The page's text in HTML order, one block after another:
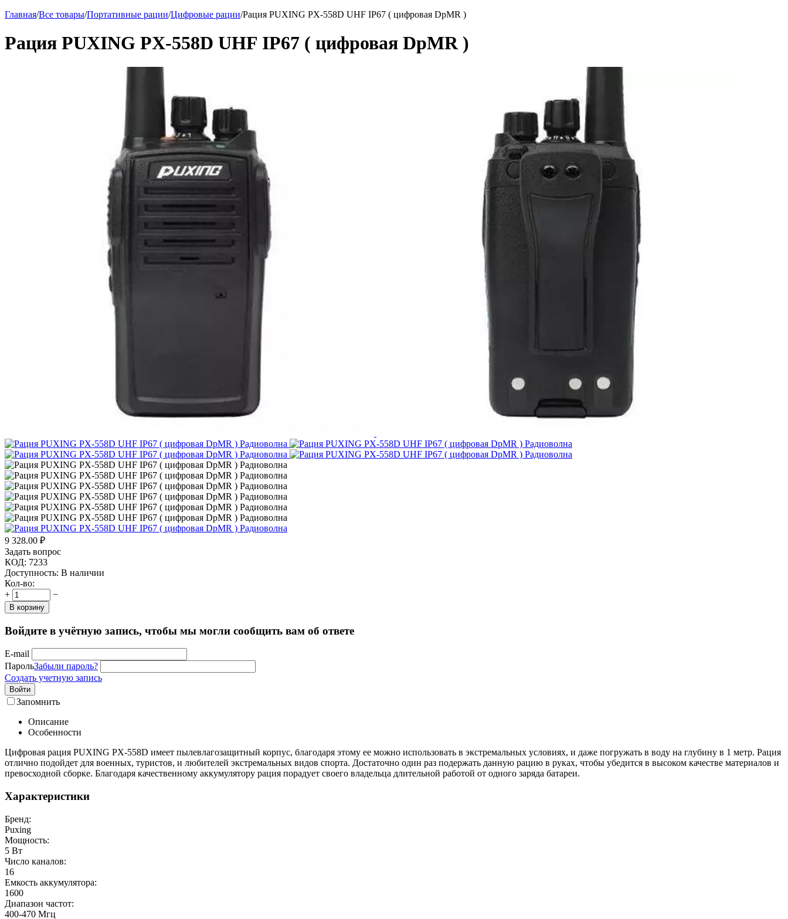
Главная/Все товары/Портативные рации/Цифровые рации/Рация PUXING PX-558D UHF IP67 ( цифровая DpMR )
Рация PUXING PX-558D UHF IP67 ( цифровая DpMR )
9 328.00 ₽
Задать вопрос
КОД: 7233
Доступность: В наличии
Кол-во:
+
−
В корзину
Войдите в учётную запись, чтобы мы могли сообщить вам об ответе
E-mail
ПарольЗабыли пароль?
Создать учетную запись
Войти
Запомнить
Описание
Особенности
Цифровая рация PUXING PX-558D имеет пылевлагозащитный корпус, благодаря этому ее можно использовать в экстремальных условиях, и даже погружать в воду на глубину в 1 метр. Рация
отлично подойдет для военных, туристов, и любителей экстремальных видов спорта. Достаточно один раз подержать данную рацию в руках, чтобы убедится в высоком качестве материалов и
превосходной сборке. Благодаря качественному аккумулятору рация порадует своего владельца длительной работой от одного заряда батареи.
Характеристики
Бренд:
Puxing
Мощность:
5 Вт
Число каналов:
16
Емкость аккумулятора:
1600
Диапазон частот:
400-470 Мгц